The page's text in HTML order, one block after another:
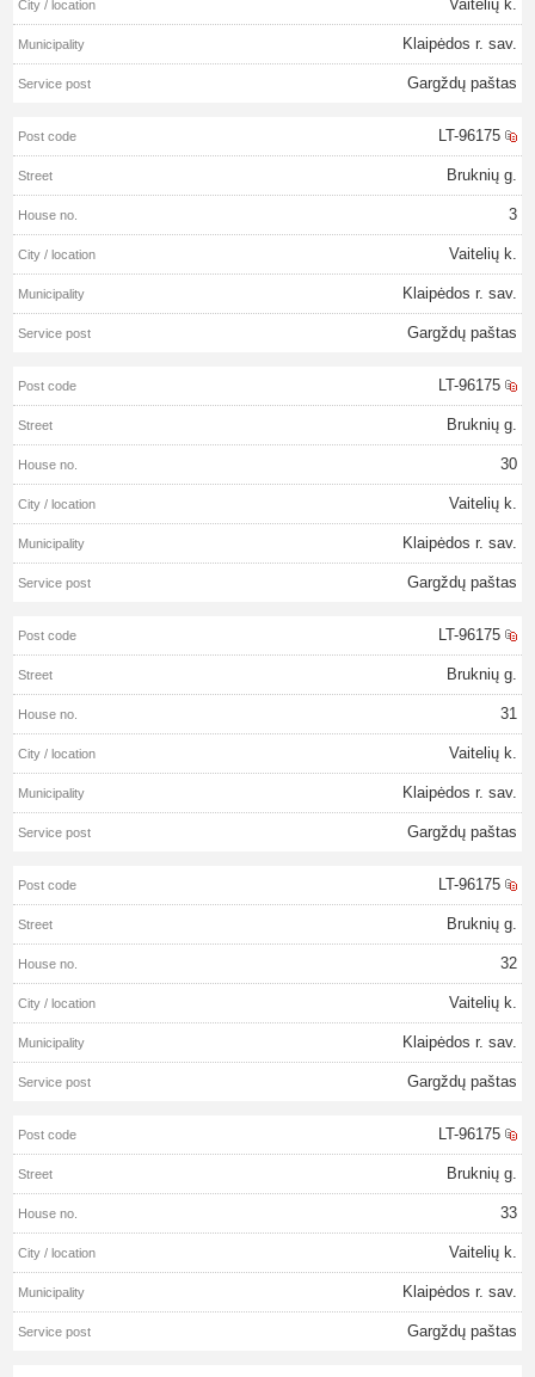
Vaitelių k.
Klaipėdos r. sav.
Gargždų paštas
LT-96175
Bruknių g.
3
Vaitelių k.
Klaipėdos r. sav.
Gargždų paštas
LT-96175
Bruknių g.
30
Vaitelių k.
Klaipėdos r. sav.
Gargždų paštas
LT-96175
Bruknių g.
31
Vaitelių k.
Klaipėdos r. sav.
Gargždų paštas
LT-96175
Bruknių g.
32
Vaitelių k.
Klaipėdos r. sav.
Gargždų paštas
LT-96175
Bruknių g.
33
Vaitelių k.
Klaipėdos r. sav.
Gargždų paštas